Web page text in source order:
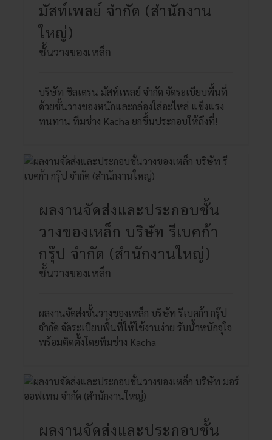
มัสท์เพลย์ จำกัด (สำนักงาน
ใหญ่)
ชั้นวางของเหล็ก
บริษัท ชิลเดรน มัสท์เพลย์ จำกัด จัดระเบียบพื้นที่
ด้วยชั้นวางของหนักและกล่องใส่อะไหล่ แข็งแรง
ทนทาน ทีมช่าง Kacha ยกขึ้นประกอบให้ถึงที่!
ผลงานจัดส่งและประกอบชั้น
วางของเหล็ก บริษัท รีเบคก้า
กรุ๊ป จำกัด (สำนักงานใหญ่)
ชั้นวางของเหล็ก
ผลงานจัดส่งชั้นวางของเหล็ก บริษัท รีเบคก้า กรุ๊ป
จำกัด จัดระเบียบพื้นที่ให้ใช้งานง่าย รับน้ำหนักจุใจ
พร้อมติดตั้งโดยทีมช่าง Kacha
ผลงานจัดส่งและประกอบชั้น